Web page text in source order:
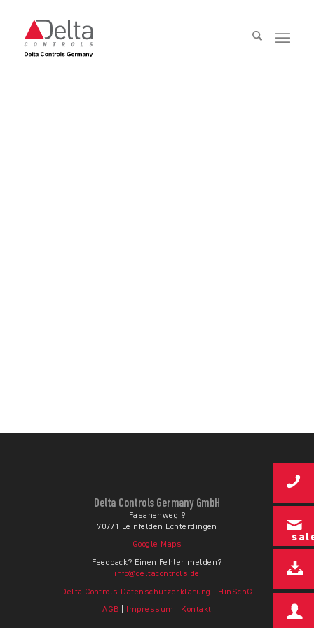
Delta Controls Germany GmbH
Fasanenweg 9
70771 Leinfelden Echterdingen
Google Maps
Feedback? Einen Fehler melden?
info@deltacontrols.de
Delta Controls Datenschutzerklärung HinSchG
AGB Impressum Kontakt